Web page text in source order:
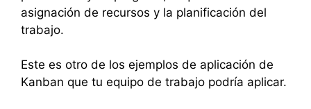
asignación de recursos y la planificación del
trabajo.
Este es otro de los ejemplos de aplicación de
Kanban que tu equipo de trabajo podría aplicar.